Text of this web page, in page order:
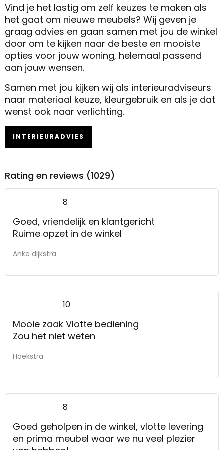
Vind je het lastig om zelf keuzes te maken als
het gaat om nieuwe meubels? Wij geven je
graag advies en gaan samen met jou de winkel
door om te kijken naar de beste en mooiste
opties voor jouw woning, helemaal passend
aan jouw wensen.
Samen met jou kijken wij als interieuradviseurs
naar materiaal keuze, kleurgebruik en als je dat
wenst ook naar verlichting.
INTERIEURADVIES
Rating en reviews (1029)
8
Goed, vriendelijk en klantgericht
Ruime opzet in de winkel
Anke dijkstra
10
Mooie zaak Vlotte bediening
Zou het niet weten
Hoekstra
8
Goed geholpen in de winkel, vlotte levering
en prima meubel waar we nu veel plezier